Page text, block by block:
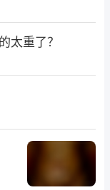
，夜间较白天明
年在无锡妇
者多次就诊无锡
剂进行调理，效
、结肠镜检及钡
下腹部横向切口
太重了？